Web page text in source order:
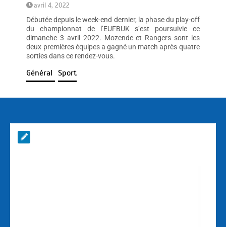
avril 4, 2022
Débutée depuis le week-end dernier, la phase du play-off
du championnat de l’EUFBUK s’est poursuivie ce
dimanche 3 avril 2022. Mozende et Rangers sont les
deux premières équipes a gagné un match après quatre
sorties dans ce rendez-vous.
Général Sport